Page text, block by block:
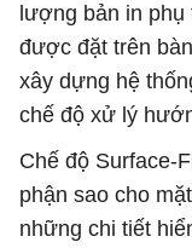
lượng bản in
được đặt trên
xây dựng hệ
chế độ xử lý
Chế độ Surface-
phận sao cho
những chi tiết